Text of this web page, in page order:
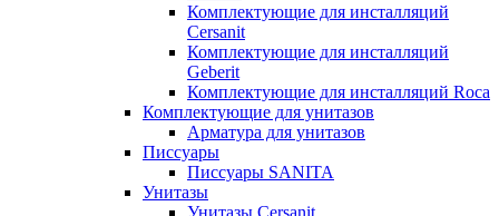
Комплектующие для инсталляций
Cersanit
Комплектующие для инсталляций
Geberit
Комплектующие для инсталляций Roca
Комплектующие для унитазов
Арматура для унитазов
Писсуары
Писсуары SANITA
Унитазы